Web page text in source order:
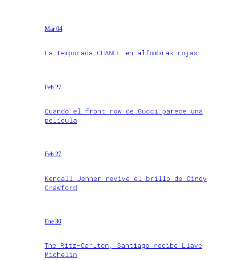
Mar 04
La temporada CHANEL en alfombras rojas
Feb 27
Cuando el front row de Gucci parece una
película
Feb 27
Kendall Jenner revive el brillo de Cindy
Crawford
Ene 30
The Ritz-Carlton, Santiago recibe Llave
Michelin